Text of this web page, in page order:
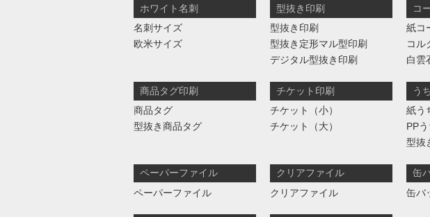
ホワイト名刺
名刺サイズ
欧米サイズ
型抜き印刷
型抜き印刷
型抜き定形マル型印刷
デジタル型抜き印刷
コ
紙コ
コル
白雲
商品タグ印刷
商品タグ
型抜き商品タグ
チケット印刷
チケット（小）
チケット（大）
う
紙う
PP
型抜
ペーパーファイル
ペーパーファイル
クリアファイル
クリアファイル
缶
缶バ